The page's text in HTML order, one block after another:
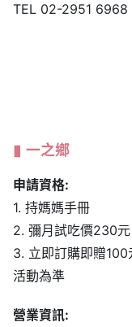
2. 彌月試吃價230元
3. 立即訂購即贈100
活動為準
營業資訊:
雙和店
234 新北市永和區中
(02) 2948-2618